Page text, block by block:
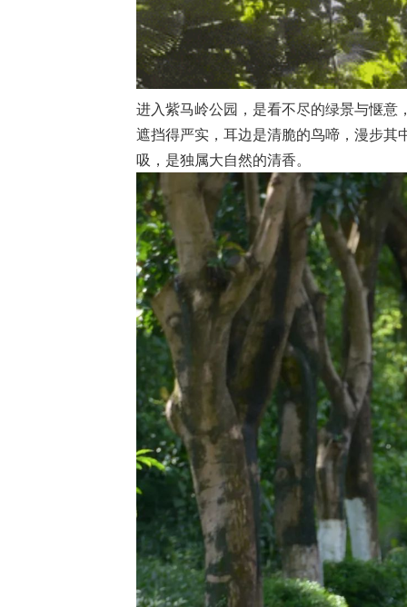
进入紫马岭公园，是看不尽的绿景与惬
遮挡得严实，耳边是清脆的鸟啼，漫步
吸，是独属大自然的清香。